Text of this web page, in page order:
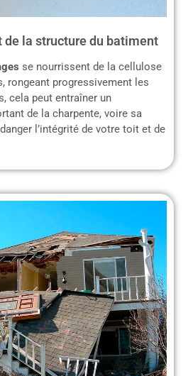
la structure du batiment
se nourrissent de la cellulose
rongeant progressivement les
cela peut entraîner un
de la charpente, voire sa
l’intégrité de votre toit et de